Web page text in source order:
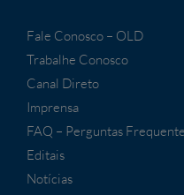
Fale Conosco – OLD
Trabalhe Conosco
Canal Direto
Imprensa
FAQ – Perguntas
Editais
Notícias